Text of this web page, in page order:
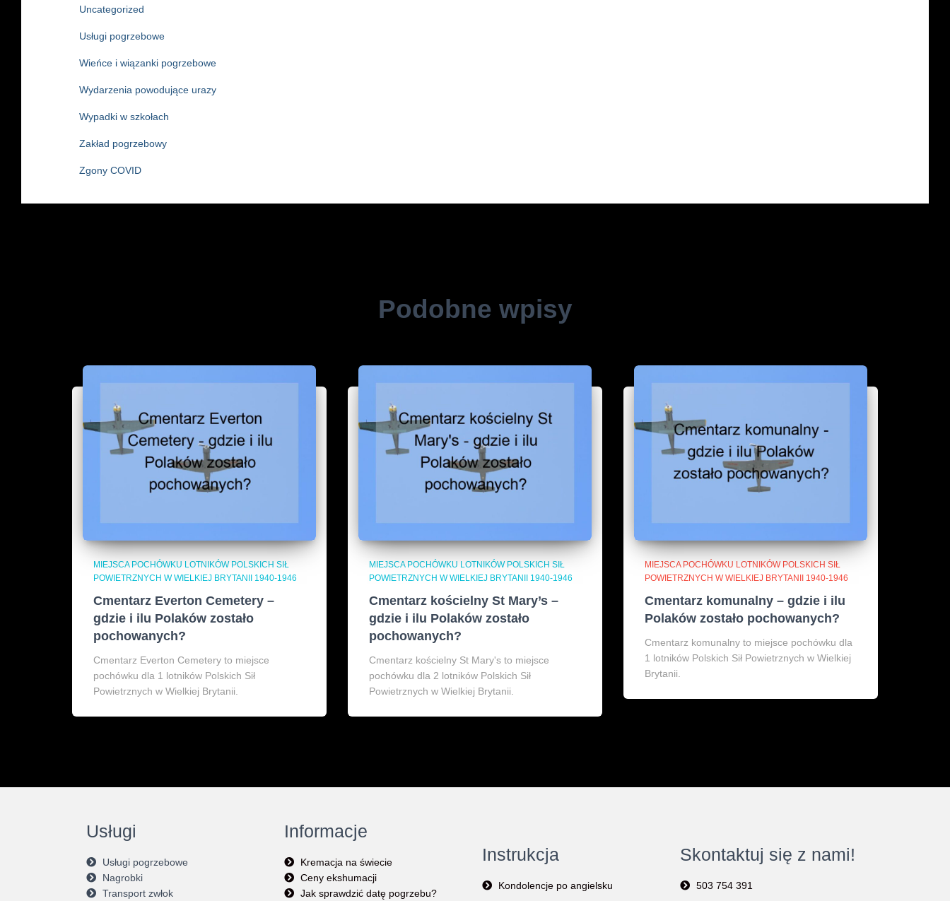
Uncategorized
Usługi pogrzebowe
Wieńce i wiązanki pogrzebowe
Wydarzenia powodujące urazy
Wypadki w szkołach
Zakład pogrzebowy
Zgony COVID
Podobne wpisy
MIEJSCA POCHÓWKU LOTNIKÓW POLSKICH SIŁ
POWIETRZNYCH W WIELKIEJ BRYTANII 1940-1946
Cmentarz Everton Cemetery –
gdzie i ilu Polaków zostało
pochowanych?
Cmentarz Everton Cemetery to miejsce
pochówku dla 1 lotników Polskich Sił
Powietrznych w Wielkiej Brytanii.
MIEJSCA POCHÓWKU LOTNIKÓW POLSKICH SIŁ
POWIETRZNYCH W WIELKIEJ BRYTANII 1940-1946
Cmentarz kościelny St Mary’s –
gdzie i ilu Polaków zostało
pochowanych?
Cmentarz kościelny St Mary's to miejsce
pochówku dla 2 lotników Polskich Sił
Powietrznych w Wielkiej Brytanii.
MIEJSCA POCHÓWKU LOTNIKÓW POLSKICH SIŁ
POWIETRZNYCH W WIELKIEJ BRYTANII 1940-1946
Cmentarz komunalny – gdzie i ilu
Polaków zostało pochowanych?
Cmentarz komunalny to miejsce pochówku dla
1 lotników Polskich Sił Powietrznych w Wielkiej
Brytanii.
Usługi
Usługi pogrzebowe
Nagrobki
Transport zwłok
Informacje
Kremacja na świecie
Ceny ekshumacji
Jak sprawdzić datę pogrzebu?
Instrukcja
Kondolencje po angielsku
Skontaktuj się z nami!
503 754 391